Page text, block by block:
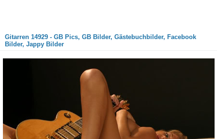
Gitarren 14929 - GB Pics, GB Bilder, Gästebuchbilder, Facebook
Bilder, Jappy Bilder